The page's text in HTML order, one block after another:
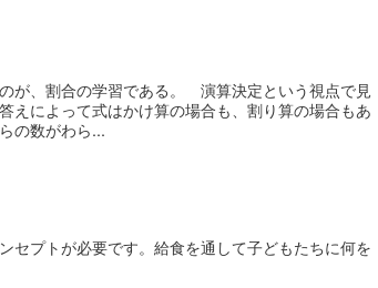
が、割合の学習である。 演算決定という視点で見
によって式はかけ算の場合も、割り算の場合もあ
の数がわら...
プトが必要です。給食を通して子どもたちに何を